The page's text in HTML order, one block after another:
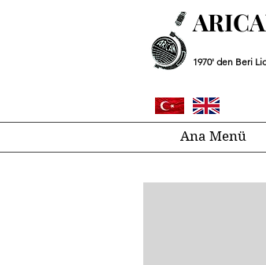
1970' den Beri
Ana Menü